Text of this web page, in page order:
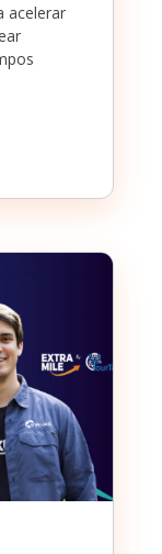
acelerar